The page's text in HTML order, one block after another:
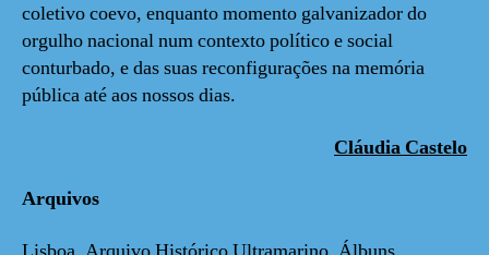
coletivo coevo, enquanto momento galvanizador do
orgulho nacional num contexto político e social
conturbado, e das suas reconfigurações na memória
pública até aos nossos dias.
Cláudia Castelo
Arquivos